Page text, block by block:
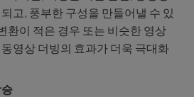
고, 풍부한 구성을 만들어낼 수 있
환이 적은 경우 또는 비슷한 영상
영상 더빙의 효과가 더욱 극대화